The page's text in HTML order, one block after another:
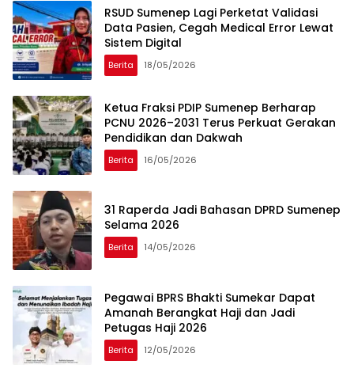
RSUD Sumenep Lagi Perketat Validasi
Data Pasien, Cegah Medical Error Lewat
Sistem Digital
Berita 18/05/2026
Ketua Fraksi PDIP Sumenep Berharap
PCNU 2026–2031 Terus Perkuat Gerakan
Pendidikan dan Dakwah
Berita 16/05/2026
31 Raperda Jadi Bahasan DPRD Sumenep
Selama 2026
Berita 14/05/2026
Pegawai BPRS Bhakti Sumekar Dapat
Amanah Berangkat Haji dan Jadi
Petugas Haji 2026
Berita 12/05/2026